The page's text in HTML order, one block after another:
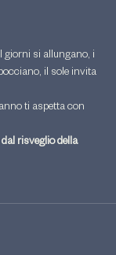
giorni si allungano, i
il sole invita
ti aspetta con
risveglio della